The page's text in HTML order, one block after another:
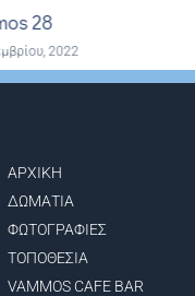
28
2022
ΑΡΧΙΚΗ
ΔΩΜΑΤΙΑ
ΦΩΤΟΓΡΑΦΙΕΣ
ΤΟΠΟΘΕΣΙΑ
VAMMOS CAFE BAR